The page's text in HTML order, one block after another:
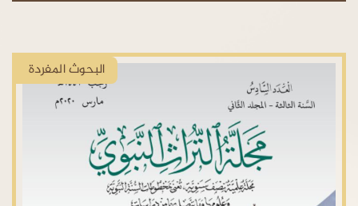
البحوث المفردة